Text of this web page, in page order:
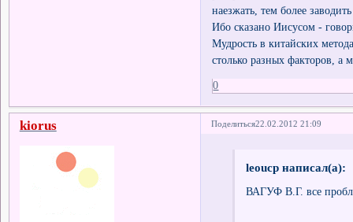
наезжать, тем более
Ибо сказано Иисусом -
Мудрость в китайских
столько разных факторов, а
0
Поделиться22.02.2012 21:09
kiorus
leoucp написал(а):
ВАГУФ В.Г. все